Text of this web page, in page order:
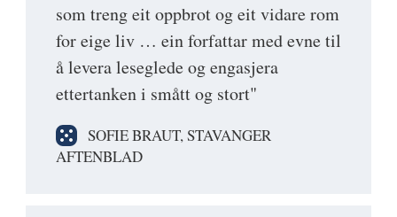
som treng eit oppbrot og eit vidare rom
for eige liv … ein forfattar med evne til
å levera leseglede og engasjera
ettertanken i smått og stort"
SOFIE BRAUT, STAVANGER
AFTENBLAD